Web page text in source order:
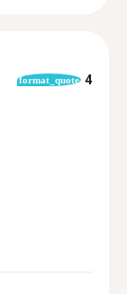
format_quote 4